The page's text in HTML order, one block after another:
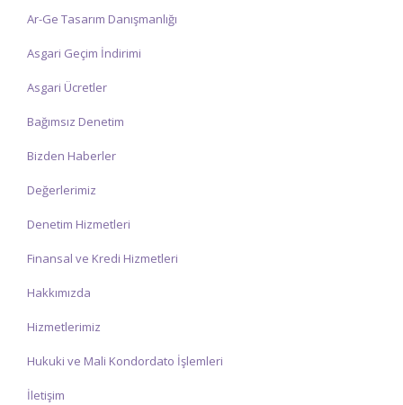
Ar-Ge Tasarım Danışmanlığı
Asgari Geçim İndirimi
Asgari Ücretler
Bağımsız Denetim
Bizden Haberler
Değerlerimiz
Denetim Hizmetleri
Finansal ve Kredi Hizmetleri
Hakkımızda
Hizmetlerimiz
Hukuki ve Mali Kondordato İşlemleri
İletişim